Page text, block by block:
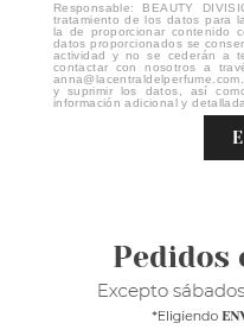
Responsable: BEAUTY
tratamiento de los datos para
la de proporcionar contenido
datos proporcionados se
actividad y no se cederán a
contactar con nosotros a
y suprimir los datos, así
información adicional y